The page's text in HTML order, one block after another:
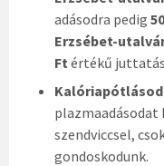
adásodra pedig
Erzsébet-
Ft értékű
plazmaadásodat
szendviccsel,
gondoskodunk.